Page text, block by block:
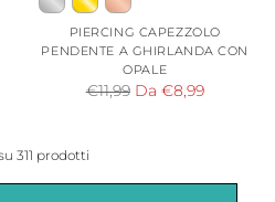
PIERCING CAPEZZOLO
PENDENTE A GHIRLANDA CON
OPALE
Prezzo
€11,99 Da €8,99
311 prodotti